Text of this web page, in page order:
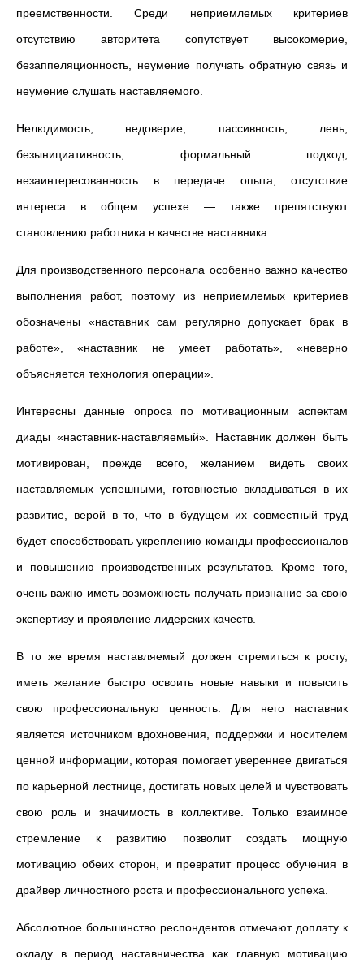
преемственности. Среди неприемлемых критериев
отсутствию авторитета сопутствует высокомерие,
безаппеляционность, неумение получать обратную связь и
неумение слушать наставляемого.
Нелюдимость, недоверие, пассивность, лень,
безынициативность, формальный подход,
незаинтересованность в передаче опыта, отсутствие
интереса в общем успехе — также препятствуют
становлению работника в качестве наставника.
Для производственного персонала особенно важно качество
выполнения работ, поэтому из неприемлемых критериев
обозначены «наставник сам регулярно допускает брак в
работе», «наставник не умеет работать», «неверно
объясняется технология операции».
Интересны данные опроса по мотивационным аспектам
диады «наставник-наставляемый». Наставник должен быть
мотивирован, прежде всего, желанием видеть своих
наставляемых успешными, готовностью вкладываться в их
развитие, верой в то, что в будущем их совместный труд
будет способствовать укреплению команды профессионалов
и повышению производственных результатов. Кроме того,
очень важно иметь возможность получать признание за свою
экспертизу и проявление лидерских качеств.
В то же время наставляемый должен стремиться к росту,
иметь желание быстро освоить новые навыки и повысить
свою профессиональную ценность. Для него наставник
является источником вдохновения, поддержки и носителем
ценной информации, которая помогает увереннее двигаться
по карьерной лестнице, достигать новых целей и чувствовать
свою роль и значимость в коллективе. Только взаимное
стремление к развитию позволит создать мощную
мотивацию обеих сторон, и превратит процесс обучения в
драйвер личностного роста и профессионального успеха.
Абсолютное большинство респондентов отмечают доплату к
окладу в период наставничества как главную мотивацию